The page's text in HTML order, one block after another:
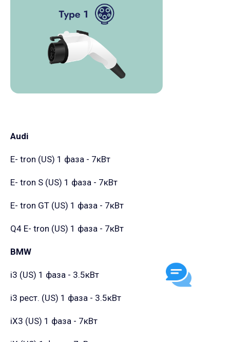
Audi
E- tron (US) 1 фаза - 7кВт
E- tron S (US) 1 фаза - 7кВт
E- tron GT (US) 1 фаза - 7кВт
Q4 E- tron (US) 1 фаза - 7кВт
BMW
i3 (US) 1 фаза - 3.5кВт
i3 рест. (US) 1 фаза - 3.5кВт
iX3 (US) 1 фаза - 7кВт